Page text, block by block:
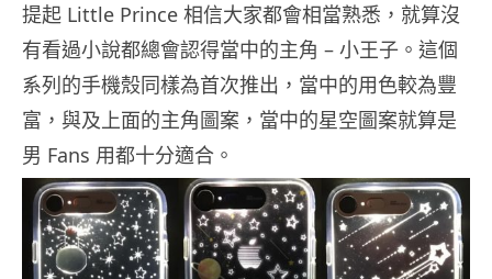
提起 Little Prince 相信大家都會相當熟悉，就算沒
有看過小說都總會認得當中的主角 – 小王子。這個
系列的手機殼同樣為首次推出，當中的用色較為豐
富，與及上面的主角圖案，當中的星空圖案就算是
男 Fans 用都十分適合。